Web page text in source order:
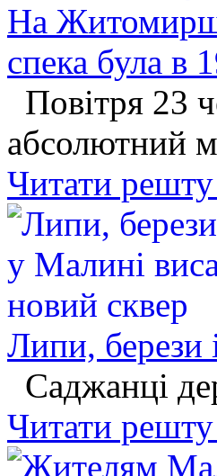
На
спека була в
Повітря 23
абсолютний
Читати
Липи, берези
Саджанці
Читати